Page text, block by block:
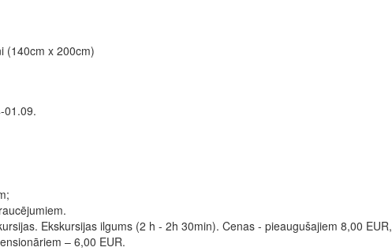
(140cm x 200cm)
01.09.
Ekskursijas ilgums (2 h - 2h 30min). Cenas - pieaugušajiem 8,00 EUR,
– 6,00 EUR.